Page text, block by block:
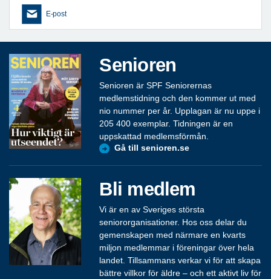
E-post
Senioren
Senioren är SPF Seniorernas
medlemstidning och den kommer ut med
nio nummer per år. Upplagan är nu uppe i
205 400 exemplar. Tidningen är en
uppskattad medlemsförmån.
Gå till senioren.se
Bli medlem
Vi är en av Sveriges största
seniororganisationer. Hos oss delar du
gemenskapen med närmare en kvarts
miljon medlemmar i föreningar över hela
landet. Tillsammans verkar vi för att skapa
bättre villkor för äldre – och ett aktivt liv för